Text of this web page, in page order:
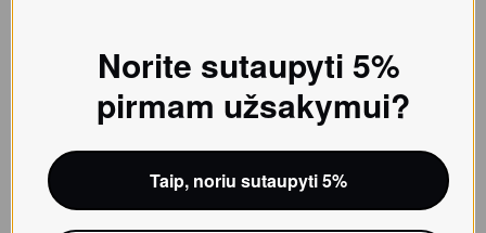
Pristatymas ir grąžinimas
Norite sutaupyti 5%
pirmam užsakymui?
Taip, noriu sutaupyti 5%